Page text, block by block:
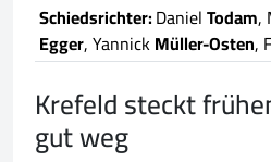
Schiedsrichter:DanielTodam,
Egger, YannickMüller-Osten,
Krefeld steckt
gut weg